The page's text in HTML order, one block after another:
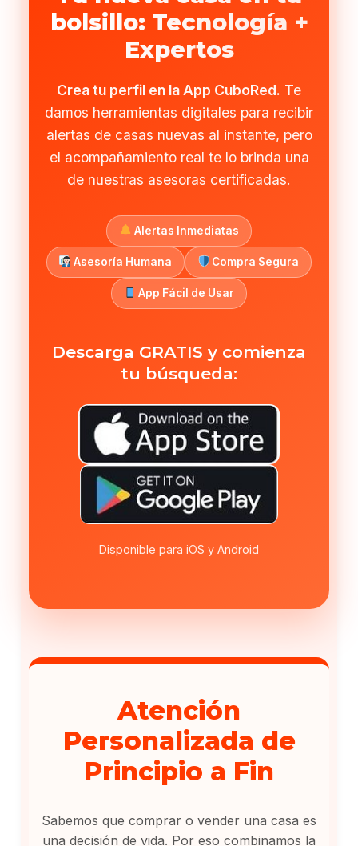
bolsillo: Tecnología +
Expertos
Crea tu perfil en la App CuboRed. Te
damos herramientas digitales para recibir
alertas de casas nuevas al instante, pero
el acompañamiento real te lo brinda una
de nuestras asesoras certificadas.
Alertas Inmediatas
Asesoría Humana Compra Segura
App Fácil de Usar
Descarga GRATIS y comienza
tu búsqueda:
Disponible para iOS y Android
Atención
Personalizada de
Principio a Fin
Sabemos que comprar o vender una casa es
una decisión de vida. Por eso combinamos la